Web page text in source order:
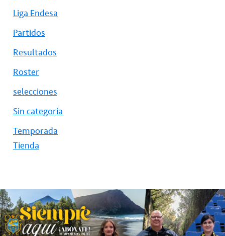
Liga Endesa
Partidos
Resultados
Roster
selecciones
Sin categoría
Temporada
Tienda